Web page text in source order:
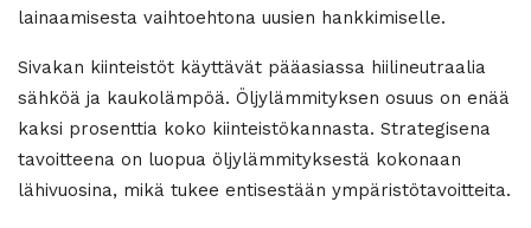
lainaamisesta vaihtoehtona uusien hankkimiselle.
Sivakan kiinteistöt käyttävät pääasiassa hiilineutraalia
sähköä ja kaukolämpöä. Öljylämmityksen osuus on enää
kaksi prosenttia koko kiinteistökannasta. Strategisena
tavoitteena on luopua öljylämmityksestä kokonaan
lähivuosina, mikä tukee entisestään ympäristötavoitteita.